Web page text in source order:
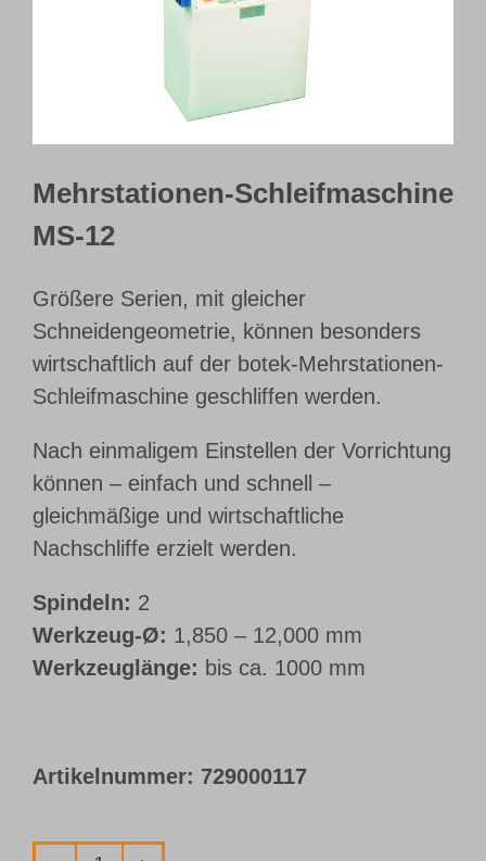
Kundenportal
Mehrstationen-Schleifmaschine
MS-12
Größere Serien, mit gleicher
Schneidengeometrie, können besonders
wirtschaftlich auf der botek-Mehrstationen-
Schleifmaschine geschliffen werden.
Nach einmaligem Einstellen der Vorrichtung
können – einfach und schnell –
gleichmäßige und wirtschaftliche
Nachschliffe erzielt werden.
Spindeln: 2
Werkzeug-Ø: 1,850 – 12,000 mm
Werkzeuglänge: bis ca. 1000 mm
Artikelnummer: 729000117